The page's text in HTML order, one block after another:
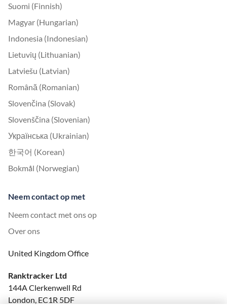
Suomi (Finnish)
Magyar (Hungarian)
Indonesia (Indonesian)
Lietuvių (Lithuanian)
Latviešu (Latvian)
Română (Romanian)
Slovenčina (Slovak)
Slovenščina (Slovenian)
Українська (Ukrainian)
한국어 (Korean)
Bokmål (Norwegian)
Neem contact op met
Neem contact met ons op
Over ons
United Kingdom Office
Ranktracker Ltd
144A Clerkenwell Rd
London, EC1R 5DF